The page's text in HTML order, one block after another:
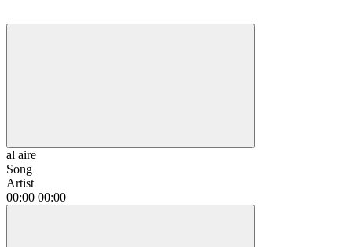
al aire
Song
Artist
00:00 00:00